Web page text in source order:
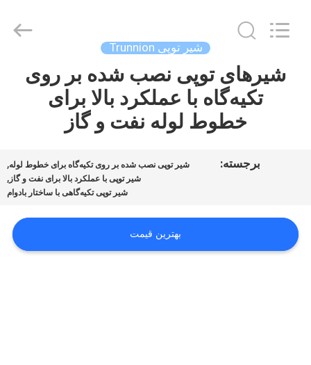
خونه
محصولات
تور
کارخانه
شیر توپی Trunnion
شیرهای توپی نصب شده بر روی
تکیه‌گاه با عملکرد بالا برای
خطوط لوله نفت و گاز
برجسته: شیر توپی نصب شده بر روی تکیه‌گاه برای خطوط لوله,
شیر توپی با عملکرد بالا برای نفت و گاز ,
شیر توپی تکیه‌گاهی با ساختار بادوام
بهترین قیمت